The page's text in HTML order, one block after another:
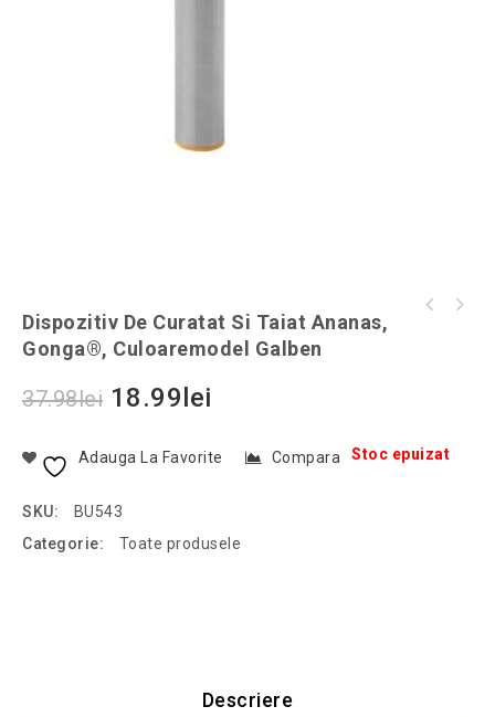
Dispozitiv De Curatat Si Taiat Ananas,
Gonga®, Culoaremodel Galben
37.98lei 18.99 lei
Stoc epuizat
Adauga La Favorite Compara
SKU:
BU543
Categorie:
Toate produsele
Descriere